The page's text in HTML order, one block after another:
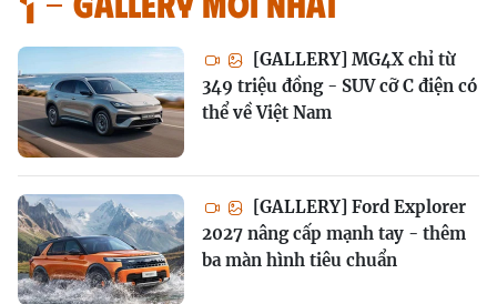
[GALLERY] MG4X chỉ từ
349 triệu đồng - SUV cỡ C điện có
thể về Việt Nam
[GALLERY] Ford Explorer
2027 nâng cấp mạnh tay - thêm
ba màn hình tiêu chuẩn